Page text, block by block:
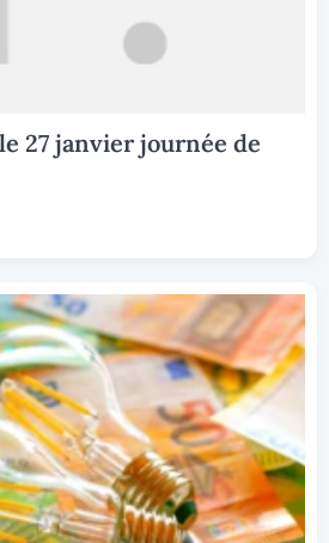
27 janvier journée de